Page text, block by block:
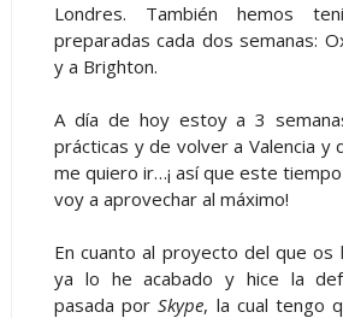
Londres. También hemos
preparadas cada dos semanas:
y a Brighton.
A día de hoy estoy a 3
prácticas y de volver a Valencia y
me quiero ir…¡ así que este
voy a aprovechar al máximo!
En cuanto al proyecto del que os
ya lo he acabado y hice la
pasada porSkype, la cual tengo